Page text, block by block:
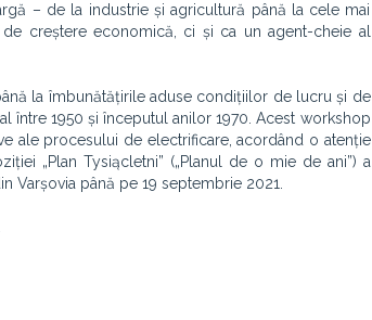
– de la industrie și agricultură până la cele mai
creștere economică, ci și ca un agent-cheie al
la îmbunătățirile aduse condițiilor de lucru și de
între 1950 și începutul anilor 1970. Acest workshop
ale procesului de electrificare, acordând o atenție
„Plan Tysiącletni” („Planul de o mie de ani”) a
Varșovia până pe 19 septembrie 2021.